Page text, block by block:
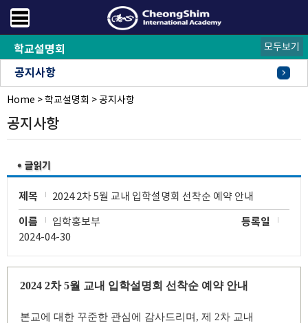
학교설명회
공지사항
안내사항
설명회신청
모두보기
Home >학교설명회 >공지사항
공지사항
제목
2024 2차 5월 교내 입학설명회 선착순 예약 안내
이름
입학홍보부
등록일
2024-04-30
2024 2차5월 교내 입학설명회 선착순 예약 안내
본교에 대한 꾸준한 관심에 감사드리며 , 제 2차 교내